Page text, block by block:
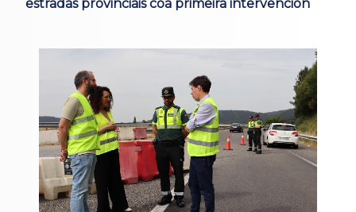
estradas provinciais coa primeira intervención